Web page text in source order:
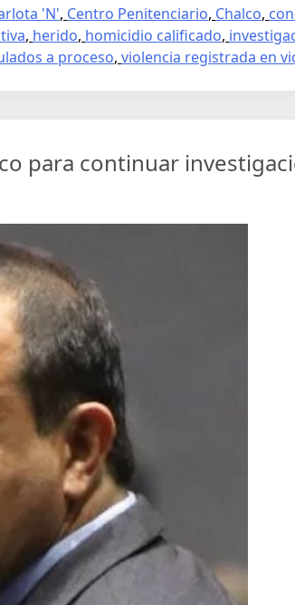
'N', Centro Penitenciario, Chalco,
, herido, homicidio calificado,
a proceso, violencia registrada en
para continuar